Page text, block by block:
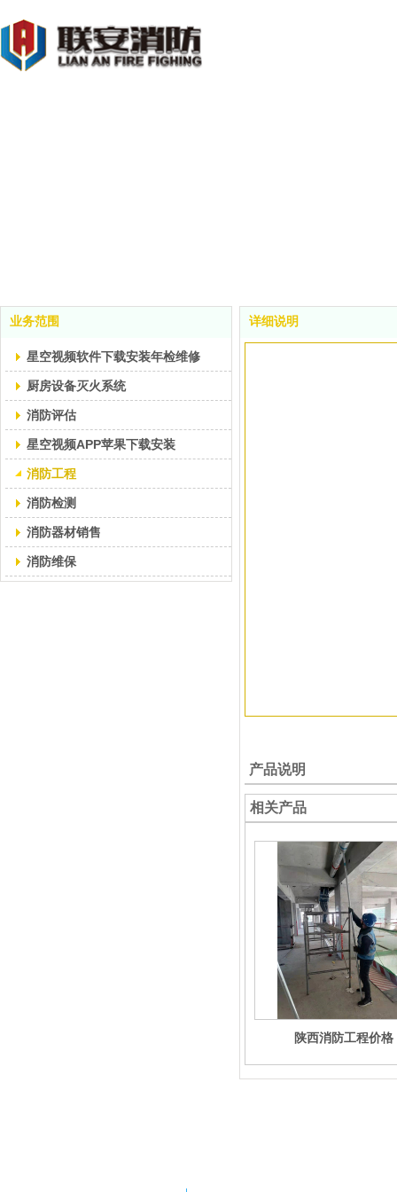
业务范围
星空视频软件下载安装年检维修
厨房设备灭火系统
消防评估
星空视频APP苹果下载安装
消防工程
消防检测
消防器材销售
消防维保
详细说明
产品说明
相关产品
陕西消防工程价格